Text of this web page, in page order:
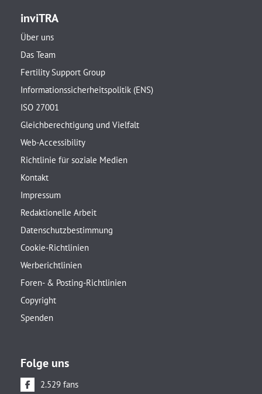
inviTRA
Über uns
Das Team
Fertility Support Group
Informationssicherheitspolitik (ENS)
ISO 27001
Gleichberechtigung und Vielfalt
Web-Accessibility
Richtlinie für soziale Medien
Kontakt
Impressum
Redaktionelle Arbeit
Datenschutzbestimmung
Cookie-Richtlinien
Werberichtlinien
Foren- & Posting-Richtlinien
Copyright
Spenden
Folge uns
2.529 fans